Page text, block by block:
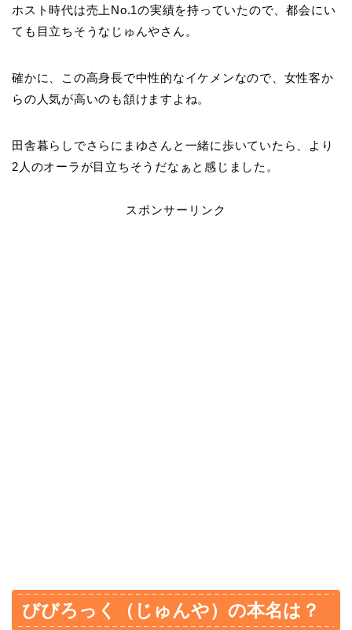
ホスト時代は売上No.1の実績を持っていたので、都会にい
ても目立ちそうなじゅんやさん。
確かに、この高身長で中性的なイケメンなので、女性客か
らの人気が高いのも頷けますよね。
田舎暮らしでさらにまゆさんと一緒に歩いていたら、より
2人のオーラが目立ちそうだなぁと感じました。
スポンサーリンク
びびろっく（じゅんや）の本名は？